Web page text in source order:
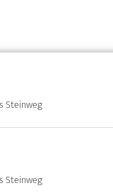
Steinweg
Steinweg